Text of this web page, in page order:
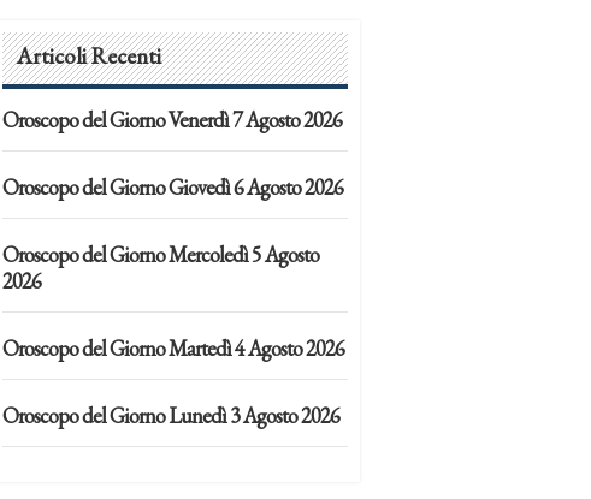
Articoli Recenti
Oroscopo del Giorno Venerdì 7 Agosto 2026
Oroscopo del Giorno Giovedì 6 Agosto 2026
Oroscopo del Giorno Mercoledì 5 Agosto
2026
Oroscopo del Giorno Martedì 4 Agosto 2026
Oroscopo del Giorno Lunedì 3 Agosto 2026